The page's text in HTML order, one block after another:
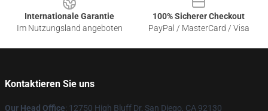
Internationale Garantie
Im Nutzungsland angeboten
100% Sicherer Checkout
PayPal / MasterCard / Visa
Kontaktieren Sie uns
Our Head Office: 12750 High Bluff Dr, San Diego, CA 92130